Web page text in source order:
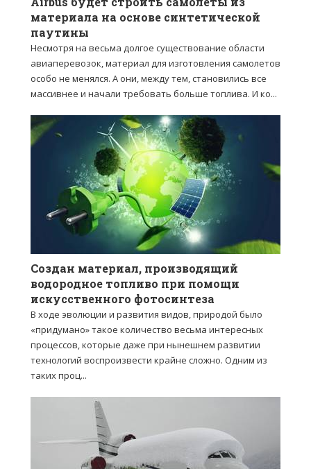
материала на основе синтетической
паутины
Несмотря на весьма долгое существование области
авиаперевозок, материал для изготовления самолетов
особо не менялся. А они, между тем, становились все
массивнее и начали требовать больше топлива. И ко...
Создан материал, производящий
водородное топливо при помощи
искусственного фотосинтеза
В ходе эволюции и развития видов, природой было
«придумано» такое количество весьма интересных
процессов, которые даже при нынешнем развитии
технологий воспроизвести крайне сложно. Одним из
таких проц...